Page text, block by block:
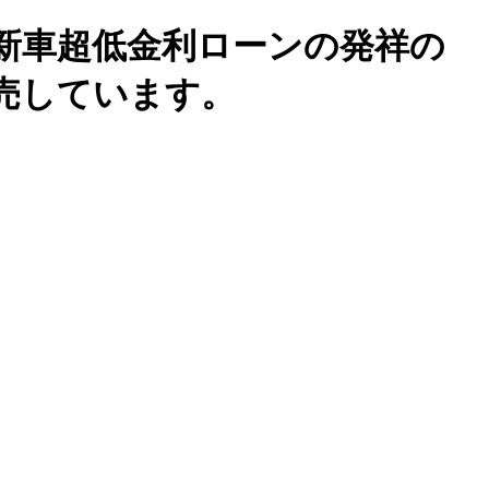
車超低金利ローンの発祥の
ています。